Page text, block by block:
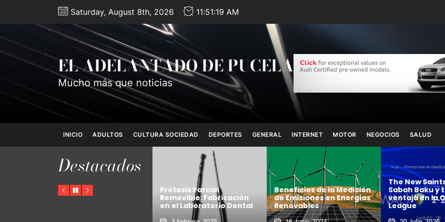
content
Saturday, August 8th, 2026 11:51:21 AM
EL ADELANTADO DE PUCELA
Mucho más que noticias
INICIO ADULTOS CULTURA SOCIEDAD DEPORTES GENERAL INTERNET MOTOR NEGOCIOS SALUD
Destacados
Previous
PauseNext
Prótesis Parcial
Removible: Fabricación
Beneficios de la Medición
de Emisiones en Energías
Renovables
The New Saints vence a
Sabah Baku y toma
ventaja en la Champions
League
Palmeiras
River Plate |
crucial para la
cuartos de